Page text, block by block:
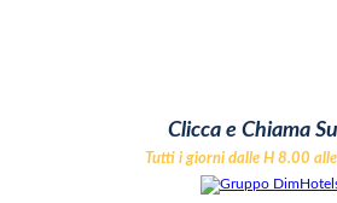
Clicca e Chiama
Tutti i giorni dalle H 8.00